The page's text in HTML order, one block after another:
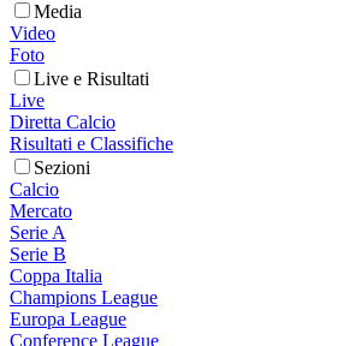
Media
Video
Foto
Live e Risultati
Live
Diretta Calcio
Risultati e Classifiche
Sezioni
Calcio
Mercato
Serie A
Serie B
Coppa Italia
Champions League
Europa League
Conference League